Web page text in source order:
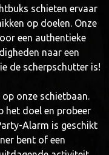
schieten ervaar
op doelen. Onze
een authentieke
naar een
de scherpschutter is!
onze schietbaan.
het doel en probeer
Alarm is geschikt
bent of een